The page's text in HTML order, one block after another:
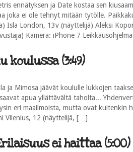
ennätyksen ja Date kostaa sen
joka ei ole tehnyt mitään tytölle.
Isla London, 13v (näyttelijä) Aleksi
Kamera: iPhone 7
koulussa (3:49)
ja Mimosa jäävät koululle lukkojen
apua yllättävältä taholta...
eri maailmoista, mutta ovat kuitenkin
Vilenius, 12 (näyttelijä, […]
ei haittaa (5:00)